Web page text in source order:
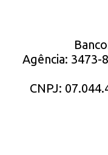
Agência:
CNPJ: